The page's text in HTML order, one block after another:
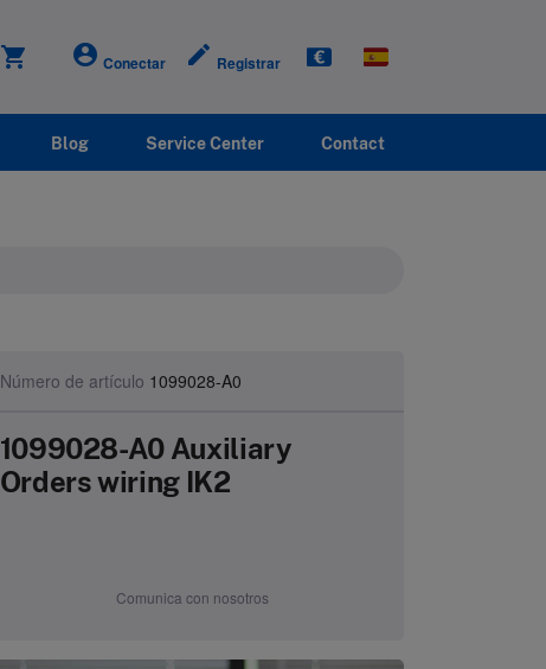
shopping_cart account_circle Conectar create Registrar
Blog Service Center Contact
Número de artículo 1099028-A0
1099028-A0 Auxiliary
Orders wiring IK2
Comunica con nosotros